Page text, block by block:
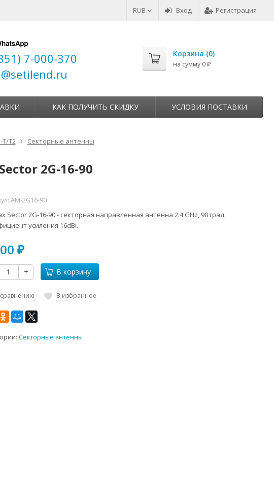
RUB Вход Регистрация
7-000-370
Корзина (0)
на сумму 0 ₽
КАК ПОЛУЧИТЬ СКИДКУ УСЛОВИЯ ПОСТАВКИ
T/T2
Секторные антенны
2G-16-90
AM-2G16-90
Sector 2G-16-90 - секторная направленная антенна 2.4 GHz, 90 град,
усиления 16dBi.
₽
+ В корзину
В избранное
Секторные антенны